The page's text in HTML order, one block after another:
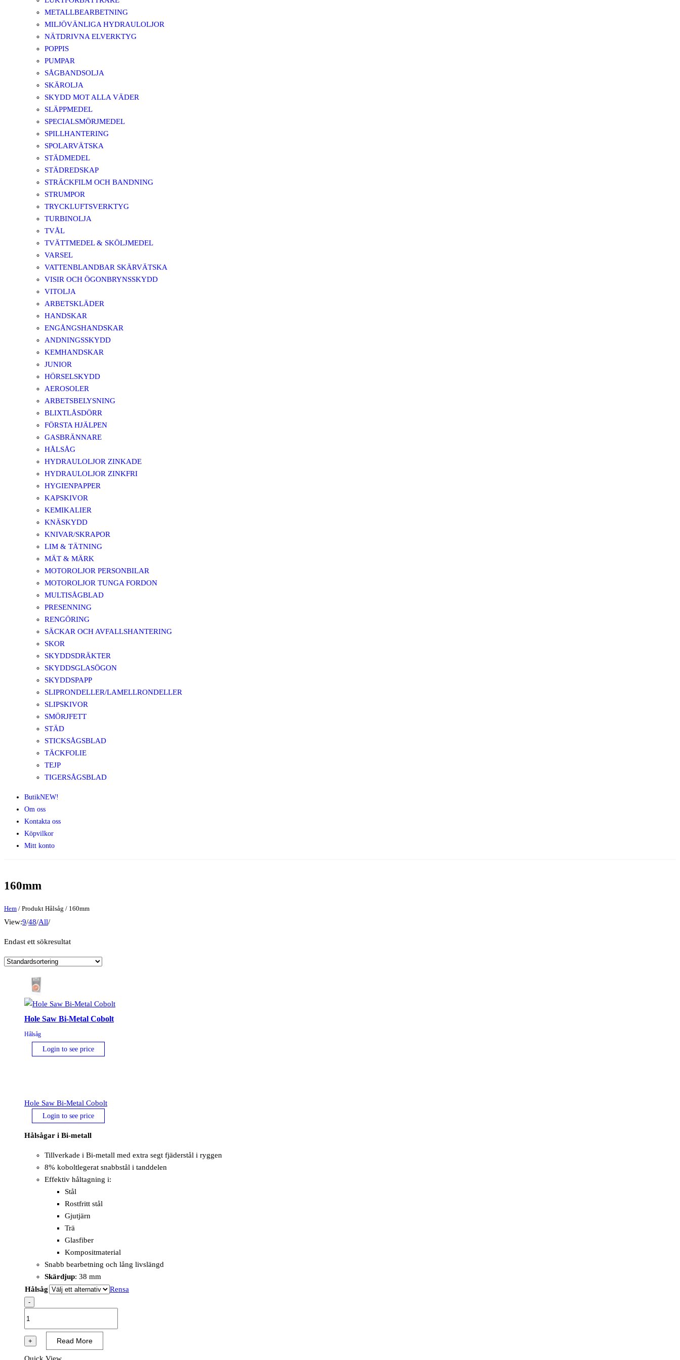
METALLBEARBETNING
MILJÖVÄNLIGA HYDRAULOLJOR
NÄTDRIVNA ELVERKTYG
POPPIS
PUMPAR
SÅGBANDSOLJA
SKÄROLJA
SKYDD MOT ALLA VÄDER
SLÄPPMEDEL
SPECIALSMÖRJMEDEL
SPILLHANTERING
SPOLARVÄTSKA
STÄDMEDEL
STÄDREDSKAP
STRÄCKFILM OCH BANDNING
STRUMPOR
TRYCKLUFTSVERKTYG
TURBINOLJA
TVÅL
TVÄTTMEDEL & SKÖLJMEDEL
VARSEL
VATTENBLANDBAR SKÄRVÄTSKA
VISIR OCH ÖGONBRYNSSKYDD
VITOLJA
ARBETSKLÄDER
HANDSKAR
ENGÅNGSHANDSKAR
ANDNINGSSKYDD
KEMHANDSKAR
JUNIOR
HÖRSELSKYDD
AEROSOLER
ARBETSBELYSNING
BLIXTLÅSDÖRR
FÖRSTA HJÄLPEN
GASBRÄNNARE
HÅLSÅG
HYDRAULOLJOR ZINKADE
HYDRAULOLJOR ZINKFRI
HYGIENPAPPER
KAPSKIVOR
KEMIKALIER
KNÄSKYDD
KNIVAR/SKRAPOR
LIM & TÄTNING
MÄT & MÄRK
MOTOROLJOR PERSONBILAR
MOTOROLJOR TUNGA FORDON
MULTISÅGBLAD
PRESENNING
RENGÖRING
SÄCKAR OCH AVFALLSHANTERING
SKOR
SKYDDSDRÄKTER
SKYDDSGLASÖGON
SKYDDSPAPP
SLIPRONDELLER/LAMELLRONDELLER
SLIPSKIVOR
SMÖRJFETT
STÄD
STICKSÅGSBLAD
TÄCKFOLIE
TEJP
TIGERSÅGSBLAD
ButikNEW!
Om oss
Kontakta oss
Köpvilkor
Mitt konto
160mm
Hem / Produkt Hålsåg / 160mm
View:9/48/All/
Endast ett sökresultat
Hole Saw Bi-Metal Cobolt
Hålsåg
Login to see price
Hole Saw Bi-Metal Cobolt
Login to see price
Hålsågar i Bi-metall
Tillverkade i Bi-metall med extra segt fjäderstål i ryggen
8% koboltlegerat snabbstål i tanddelen
Effektiv håltagning i:
Stål
Rostfritt stål
Gjutjärn
Trä
Glasfiber
Kompositmaterial
Snabb bearbetning och lång livslängd
Skärdjup: 38 mm
Hålsåg
Rensa
-
Bi-
+ Read More